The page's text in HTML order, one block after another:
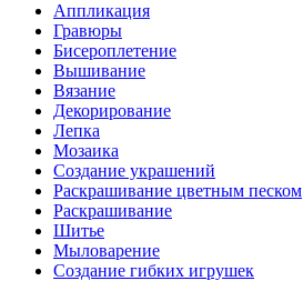
Аппликация
Гравюры
Бисероплетение
Вышивание
Вязание
Декорирование
Лепка
Мозаика
Создание украшений
Раскрашивание цветным песком
Раскрашивание
Шитье
Мыловарение
Создание гибких игрушек